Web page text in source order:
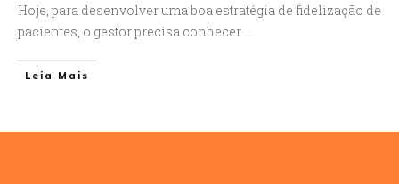
Hoje, para desenvolver uma boa estratégia de fidelização de
pacientes, o gestor precisa conhecer ...
Leia Mais